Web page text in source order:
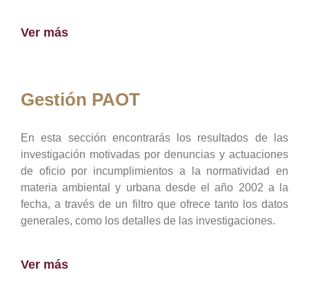
Ver más
Gestión PAOT
En esta sección encontrarás los resultados de las
investigación motivadas por denuncias y actuaciones
de oficio por incumplimientos a la normatividad en
materia ambiental y urbana desde el año 2002 a la
fecha, a través de un filtro que ofrece tanto los datos
generales, como los detalles de las investigaciones.
Ver más